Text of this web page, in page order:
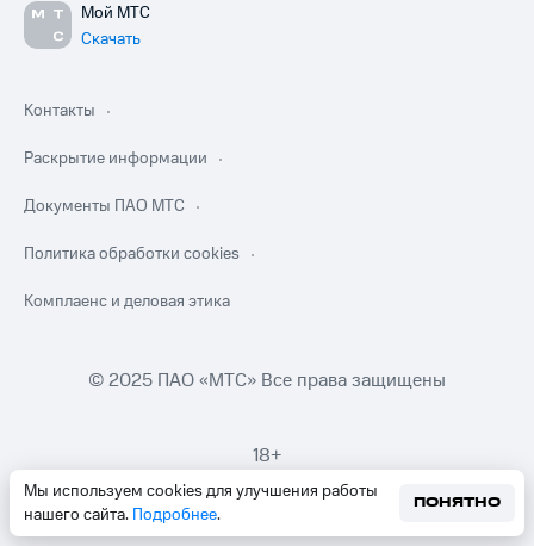
Мы используем cookies для улучшения работы
нашего сайта. Подробнее.
ПОНЯТНО
Мой МТС
Скачать
Контакты
Раскрытие информации
Документы ПАО МТС
Политика обработки cookies
Комплаенс и деловая этика
© 2025 ПАО «МТС» Все права защищены
18+